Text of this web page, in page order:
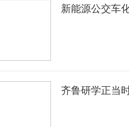
新能源公交车
齐鲁研学正当